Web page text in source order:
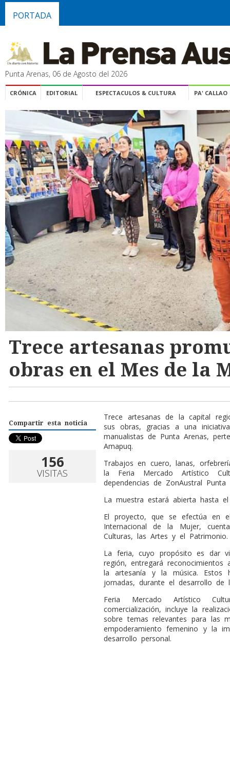
PORTADA
Punta Arenas, 06 de Agosto del 2026
CRÓNICA EDITORIAL ESPECTACULOS & CULTURA PA' CALLAO
Trece artesanas
obras en el Mes de la
Compartir esta noticia
156
VISITAS
Trece artesanas de la capital
sus obras, gracias a una
manualistas de Punta Arenas,
Amapuq.
Trabajos en cuero, lanas,
la Feria Mercado Artístico
dependencias de ZonAustral Punta
La muestra estará abierta hasta
El proyecto, que se efectúa en
Internacional de la Mujer,
Culturas, las Artes y el
La feria, cuyo propósito es dar
región, entregará
la artesanía y la música. Estos
jornadas, durante el desarrollo de
Feria Mercado Artístico
comercialización, incluye la
sobre temas relevantes para las
empoderamiento femenino y la
desarrollo personal.